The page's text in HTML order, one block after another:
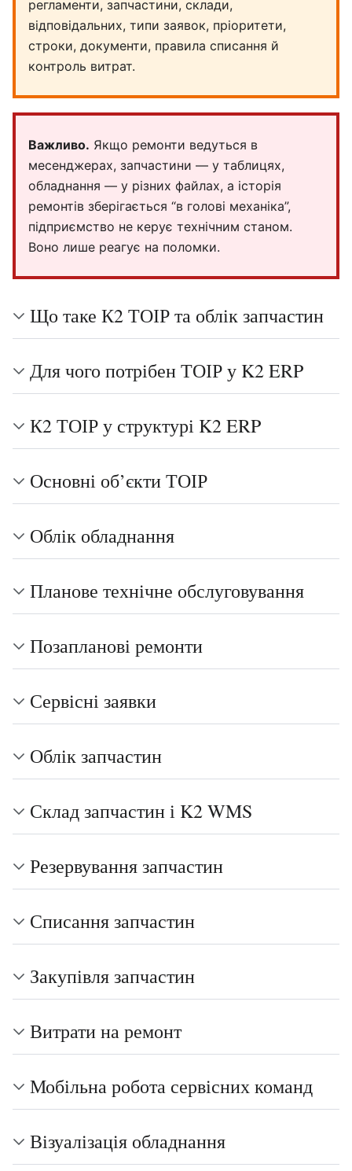
регламенти, запчастини, склади,
відповідальних, типи заявок, пріоритети,
строки, документи, правила списання й
контроль витрат.
Важливо. Якщо ремонти ведуться в
месенджерах, запчастини — у таблицях,
обладнання — у різних файлах, а історія
ремонтів зберігається “в голові механіка”,
підприємство не керує технічним станом.
Воно лише реагує на поломки.
Що таке К2 ТОІР та облік запчастин
Для чого потрібен ТОІР у K2 ERP
К2 ТОІР у структурі K2 ERP
Основні об’єкти ТОІР
Облік обладнання
Планове технічне обслуговування
Позапланові ремонти
Сервісні заявки
Облік запчастин
Склад запчастин і K2 WMS
Резервування запчастин
Списання запчастин
Закупівля запчастин
Витрати на ремонт
Мобільна робота сервісних команд
Візуалізація обладнання